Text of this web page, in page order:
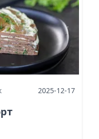
2025-12-17